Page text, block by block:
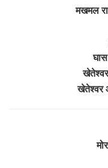
मखमल रा
खेतेश्वर